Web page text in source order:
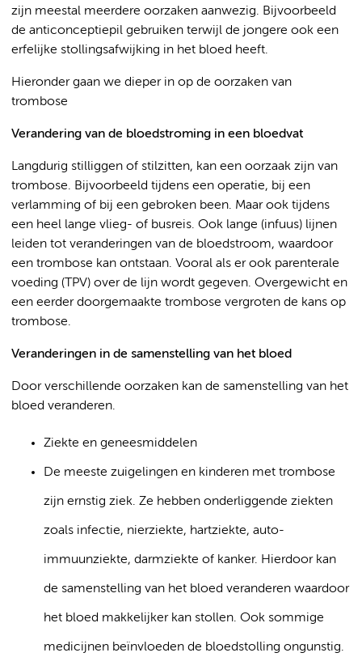
zijn meestal meerdere oorzaken aanwezig. Bijvoorbeeld
de anticonceptiepil gebruiken terwijl de jongere ook een
erfelijke stollingsafwijking in het bloed heeft.
Hieronder gaan we dieper in op de oorzaken van
trombose
Verandering van de bloedstroming in een bloedvat
Langdurig stilliggen of stilzitten, kan een oorzaak zijn van
trombose. Bijvoorbeeld tijdens een operatie, bij een
verlamming of bij een gebroken been. Maar ook tijdens
een heel lange vlieg- of busreis. Ook lange (infuus) lijnen
leiden tot veranderingen van de bloedstroom, waardoor
een trombose kan ontstaan. Vooral als er ook parenterale
voeding (TPV) over de lijn wordt gegeven. Overgewicht en
een eerder doorgemaakte trombose vergroten de kans op
trombose.
Veranderingen in de samenstelling van het bloed
Door verschillende oorzaken kan de samenstelling van het
bloed veranderen.
Ziekte en geneesmiddelen
De meeste zuigelingen en kinderen met trombose
zijn ernstig ziek. Ze hebben onderliggende ziekten
zoals infectie, nierziekte, hartziekte, auto-
immuunziekte, darmziekte of kanker. Hierdoor kan
de samenstelling van het bloed veranderen waardoor
het bloed makkelijker kan stollen. Ook sommige
medicijnen beïnvloeden de bloedstolling ongunstig.